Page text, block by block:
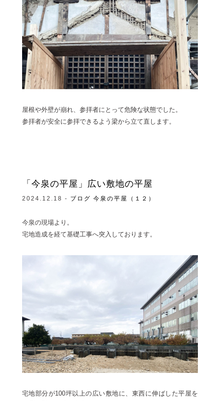
屋根や外壁が崩れ、参拝者にとって危険な状態でした。
参拝者が安全に参拝できるよう梁から立て直します。
「今泉の平屋」広い敷地の平屋
2024.12.18 - ブログ 今泉の平屋（１２）
今泉の現場より。
宅地造成を経て基礎工事へ突入しております。
宅地部分が100坪以上の広い敷地に、東西に伸ばした平屋を